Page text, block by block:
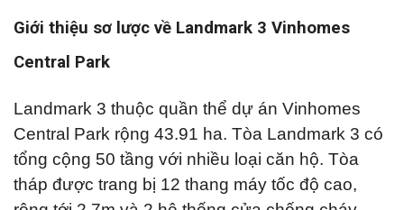
Giới thiệu sơ lược về Landmark 3 Vinhomes
Central Park
Landmark 3 thuộc quần thể dự án Vinhomes
Central Park rộng 43.91 ha. Tòa Landmark 3 có
tổng cộng 50 tầng với nhiều loại căn hộ. Tòa
tháp được trang bị 12 thang máy tốc độ cao,